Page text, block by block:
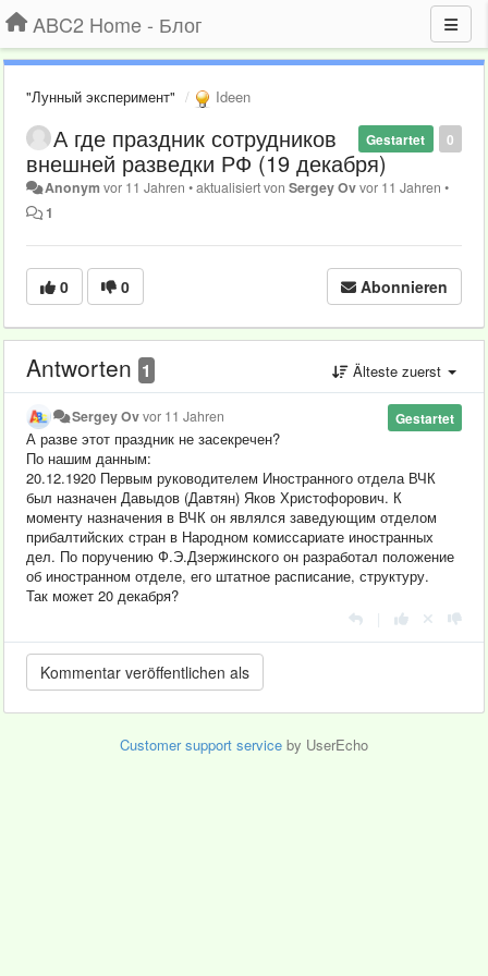
ABC2 Home - Блог
"Лунный эксперимент" Ideen
0
Gestartet
А где праздник сотрудников
внешней разведки РФ (19 декабря)
Anonym vor 11 Jahren •aktualisiert vonSergey Ovvor 11 Jahren •
1
0 0 Abonnieren
Antworten 1 Älteste zuerst
Gestartet
Sergey Ovvor 11 Jahren
А разве этот праздник не засекречен?
По нашим данным:
20.12.1920 Первым руководителем Иностранного отдела ВЧК
был назначен Давыдов (Давтян) Яков Христофорович. К
моменту назначения в ВЧК он являлся заведующим отделом
прибалтийских стран в Народном комиссариате иностранных
дел. По поручению Ф.Э.Дзержинского он разработал положение
об иностранном отделе, его штатное расписание, структуру.
Так может 20 декабря?
Customer support service by UserEcho